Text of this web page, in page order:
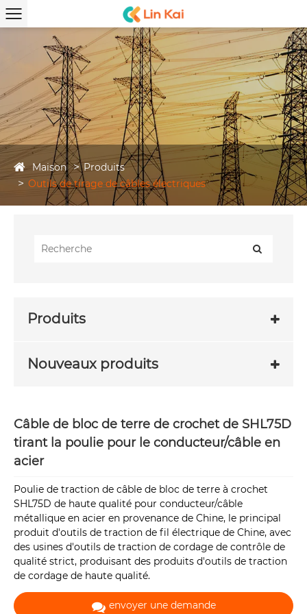
Maison
Produits
Outils de tirage de câbles électriques
Produits
Nouveaux produits
Câble de bloc de terre de crochet de SHL75D
tirant la poulie pour le conducteur/câble en
acier
Poulie de traction de câble de bloc de terre à crochet
SHL75D de haute qualité pour conducteur/câble
métallique en acier en provenance de Chine, le principal
produit d'outils de traction de fil électrique de Chine, avec
des usines d'outils de traction de cordage de contrôle de
qualité strict, produisant des produits d'outils de traction
de cordage de haute qualité.
envoyer une demande